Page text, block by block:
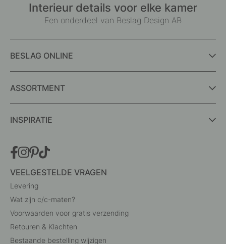
Interieur details voor elke kamer
Een onderdeel van Beslag Design AB
BESLAG ONLINE
ASSORTMENT
INSPIRATIE
VEELGESTELDE VRAGEN
Levering
Wat zijn c/c-maten?
Voorwaarden voor gratis verzending
Retouren & Klachten
Bestaande bestelling wijzigen